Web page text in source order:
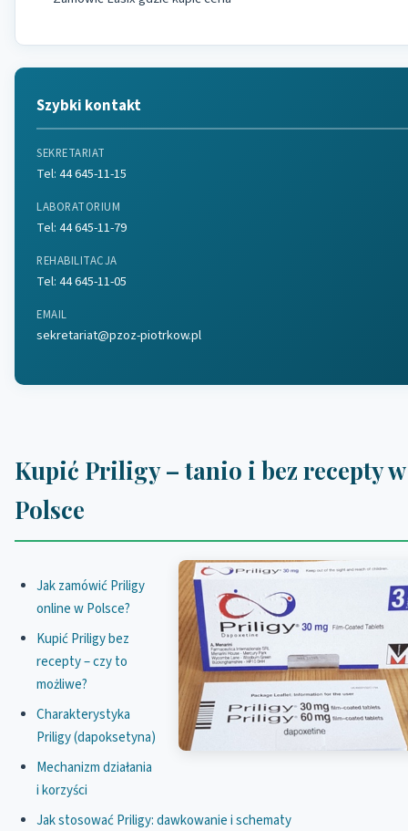
Kupić Priligy – tanio i bez recepty w
Polsce
Jak zamówić Priligy
online w Polsce?
Kupić Priligy bez
recepty – czy to
możliwe?
Charakterystyka
Priligy (dapoksetyna)
Mechanizm działania
i korzyści
Jak stosować Priligy: dawkowanie i schematy
Szybki kontakt
SEKRETARIAT
Tel:44 645-11-15
LABORATORIUM
Tel:44 645-11-79
REHABILITACJA
Tel:44 645-11-05
EMAIL
sekretariat@pzoz-piotrkow.pl